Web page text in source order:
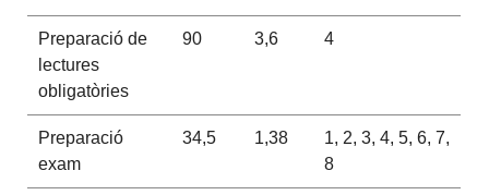
Preparació de
lectures
obligatòries
90 3,6 4
Preparació
exam
34,5 1,38
1, 2, 3, 4, 5, 6, 7,
8